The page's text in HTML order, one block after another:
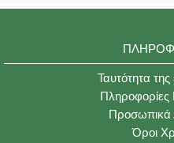
Ταυτότητα της
Προσωπικά
Όροι